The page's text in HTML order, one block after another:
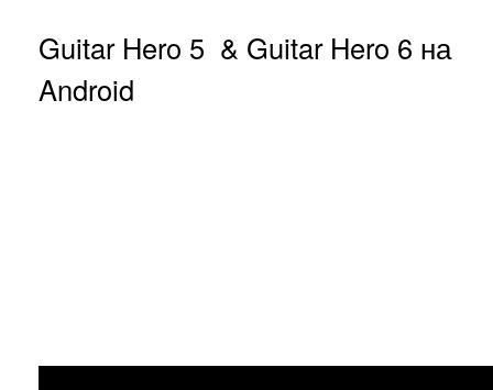
Guitar Hero 5 & Guitar Hero 6 на
Android